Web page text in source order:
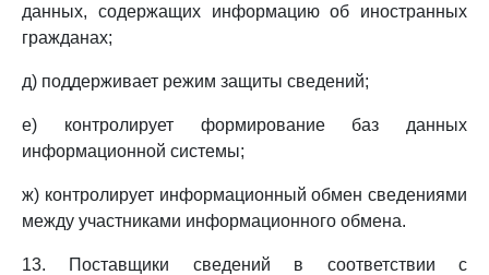
данных, содержащих информацию об иностранных
гражданах;
д) поддерживает режим защиты сведений;
е) контролирует формирование баз данных
информационной системы;
ж) контролирует информационный обмен сведениями
между участниками информационного обмена.
13. Поставщики сведений в соответствии с